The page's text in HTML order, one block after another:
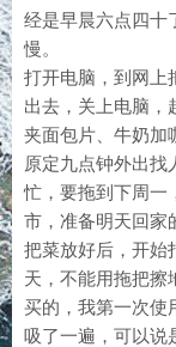
经是早晨六点四十
慢。
打开电脑，到网上
出去，关上电脑，
夹面包片、牛奶加
原定九点钟外出找
忙，要拖到下周一
市，准备明天回家
把菜放好后，开始
天，不能用拖把擦
买的，我第一次使
吸了一遍，可以说